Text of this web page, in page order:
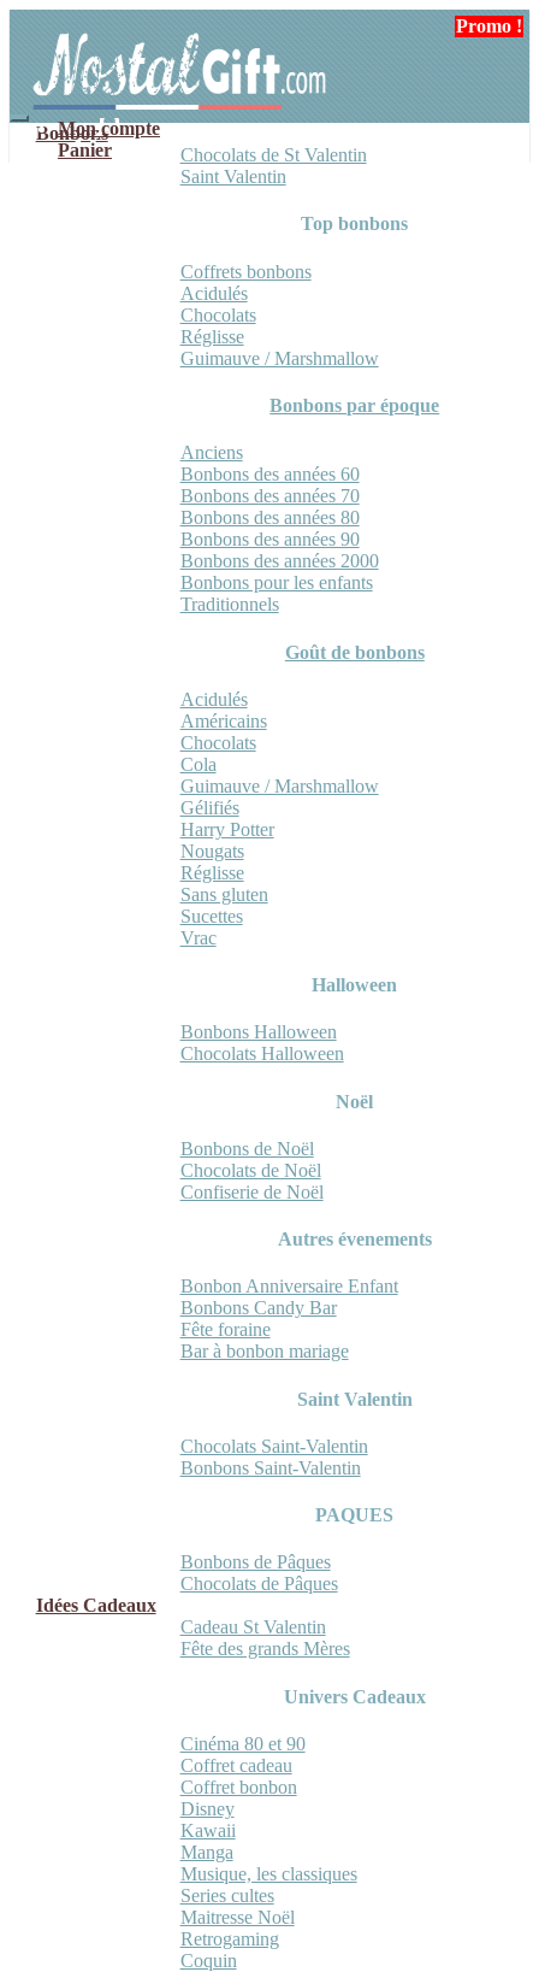
navigation
contenu
Mon compte
Panier
Bonbons
Chocolats de St Valentin
Saint Valentin
Top bonbons
Coffrets bonbons
Acidulés
Chocolats
Réglisse
Guimauve / Marshmallow
Bonbons par époque
Anciens
Bonbons des années 60
Bonbons des années 70
Bonbons des années 80
Bonbons des années 90
Bonbons des années 2000
Bonbons pour les enfants
Traditionnels
Goût de bonbons
Acidulés
Américains
Chocolats
Cola
Guimauve / Marshmallow
Gélifiés
Harry Potter
Nougats
Réglisse
Sans gluten
Sucettes
Vrac
Halloween
Bonbons Halloween
Chocolats Halloween
Noël
Bonbons de Noël
Chocolats de Noël
Confiserie de Noël
Autres évenements
Bonbon Anniversaire Enfant
Bonbons Candy Bar
Fête foraine
Bar à bonbon mariage
Saint Valentin
Chocolats Saint-Valentin
Bonbons Saint-Valentin
PAQUES
Bonbons de Pâques
Chocolats de Pâques
Idées Cadeaux
Cadeau St Valentin
Fête des grands Mères
Univers Cadeaux
Cinéma 80 et 90
Coffret cadeau
Coffret bonbon
Disney
Kawaii
Manga
Musique, les classiques
Series cultes
Maitresse Noël
Retrogaming
Coquin
Promo !
Promo !